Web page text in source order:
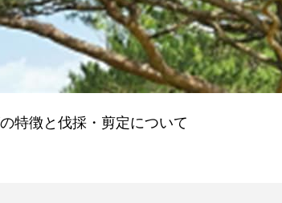
特徴と伐採・剪定について